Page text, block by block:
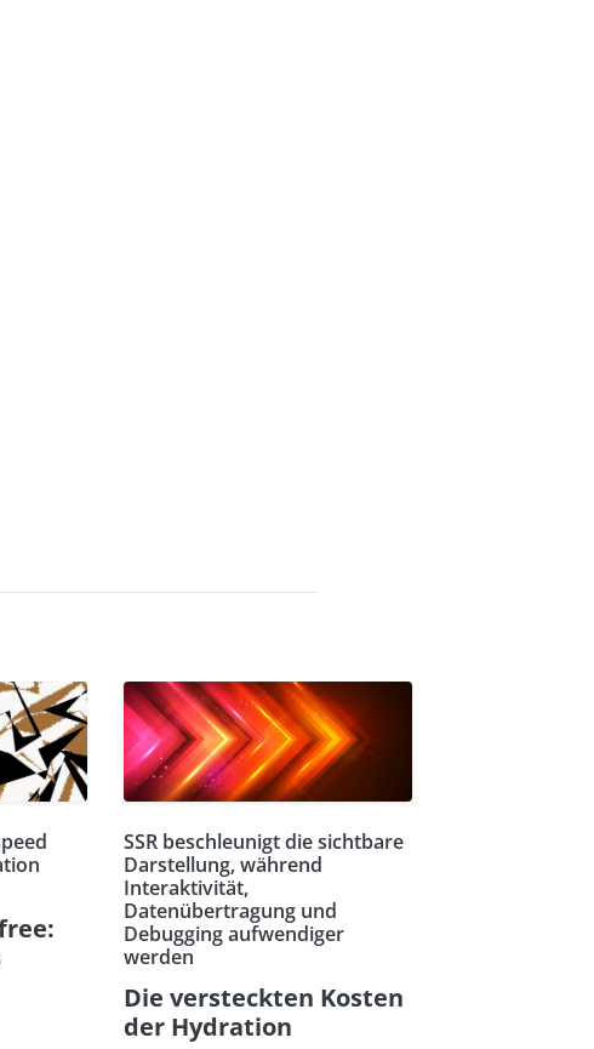
SSR beschleunigt die sichtbare
Darstellung, während
Interaktivität,
Datenübertragung und
Debugging aufwendiger
werden
Die versteckten Kosten
der Hydration